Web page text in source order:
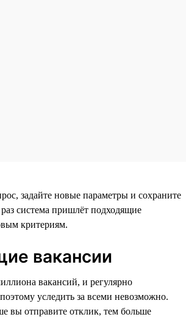
задайте новые параметры и сохраните
система пришлёт подходящие
критериям.
вакансии
вакансий, и регулярно
уследить за всеми невозможно.
вы отправите отклик, тем больше